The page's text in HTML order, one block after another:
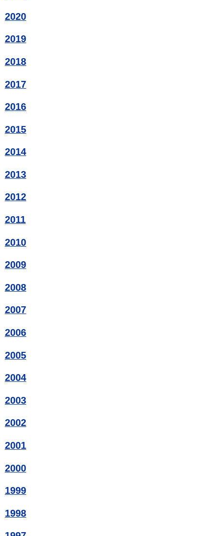
2020
2019
2018
2017
2016
2015
2014
2013
2012
2011
2010
2009
2008
2007
2006
2005
2004
2003
2002
2001
2000
1999
1998